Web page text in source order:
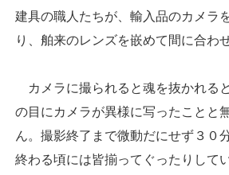
建具の職人たちが、輸入品のカメラ
り、舶来のレンズを嵌めて間に合わ
カメラに撮られると魂を抜かれる
の目にカメラが異様に写ったことと
ん。撮影終了まで微動だにせず３０
終わる頃には皆揃ってぐったりして